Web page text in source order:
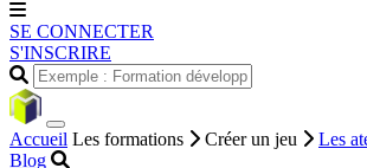
SE CONNECTER
S'INSCRIRE
Accueil Les formations Créer un jeu Les
Blog